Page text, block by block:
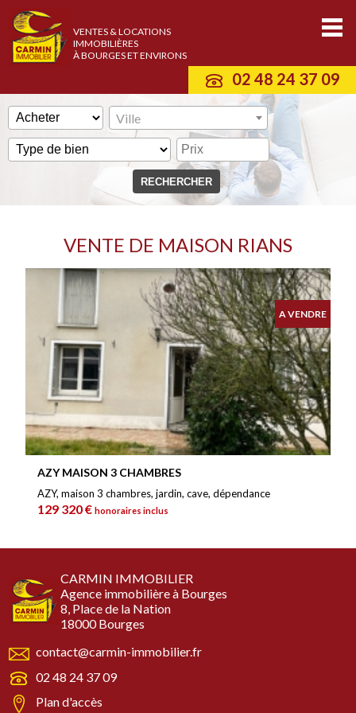
VENTES & LOCATIONS
IMMOBILIÈRES
À BOURGES ET ENVIRONS
02 48 24 37 09
Ville
VENTE DE MAISON RIANS
A VENDRE
AZY MAISON 3 CHAMBRES
AZY, maison 3 chambres, jardin, cave, dépendance
129 320 €honoraires inclus
CARMIN IMMOBILIER
Agence immobilière à Bourges
8, Place de la Nation
18000 Bourges
contact@carmin-immobilier.fr
02 48 24 37 09
Plan d'accès